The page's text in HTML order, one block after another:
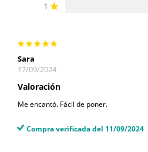
1
Sara
17/09/2024
Valoración
Me encantó. Fácil de poner.
Compra verificada del 11/09/2024